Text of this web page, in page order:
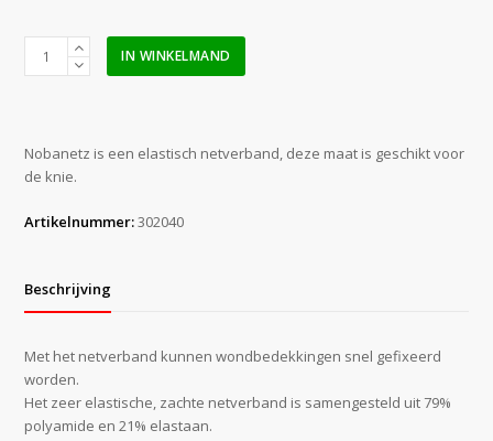
Nobanetz
buisverband
IN WINKELMAND
Nobanetz is een elastisch netverband, deze maat is geschikt voor
de knie.
Artikelnummer:302040
Beschrijving
Met het netverband kunnen wondbedekkingen snel gefixeerd
worden.
Het zeer elastische, zachte netverband is samengesteld uit 79%
polyamide en 21% elastaan.